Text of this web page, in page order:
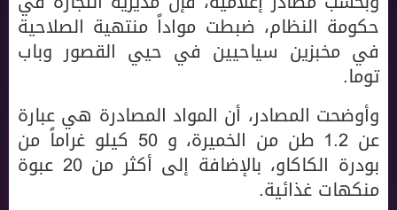
حكومة النظام، ضبطت مواداً منتهية الصلاحية
في مخبزين سياحيين في حيي القصور وباب
توما.
وأوضحت المصادر، أن المواد المصادرة هي عبارة
عن 1.2 طن من الخميرة، و 50 كيلو غراماً من
بودرة الكاكاو، بالإضافة إلى أكثر من 20 عبوة
منكهات غذائية.